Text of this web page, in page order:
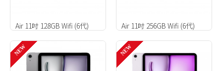
Air 11吋 128GB Wifi (6代) Air 11吋 256GB Wifi (6代)
NEW NEW